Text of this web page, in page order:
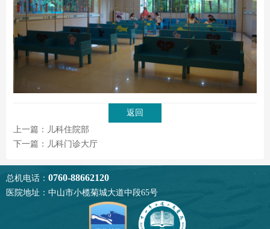
返回
上一篇：儿科住院部
下一篇：儿科门诊大厅
总机电话： 0760-88662120
医院地址：中山市小榄菊城大道中段65号